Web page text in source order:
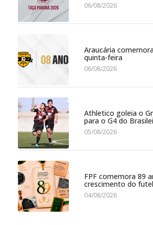
06/08/2026
Araucária
quinta-feira
06/08/2026
Athletico goleia o
para o G4 do
05/08/2026
FPF comemora 89
crescimento do
04/08/2026